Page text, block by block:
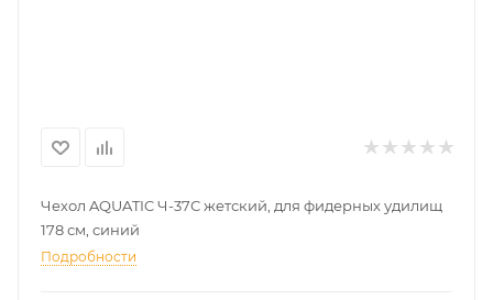
Чехол AQUATIC Ч-37С жетский, для фидерных удилищ
178 см, синий
Подробности